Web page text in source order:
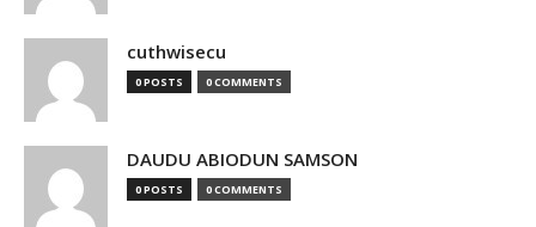
cuthwisecu
0 POSTS 0 COMMENTS
DAUDU ABIODUN SAMSON
0 POSTS 0 COMMENTS